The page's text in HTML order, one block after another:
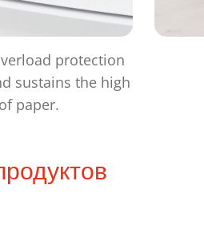
protection
sustains the high
paper.